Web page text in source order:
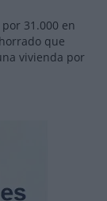
31.000 en
que
vivienda por